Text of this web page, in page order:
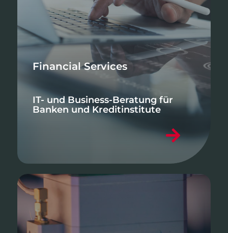
Financial Services
IT- und Business-Beratung für
Banken und Kreditinstitute